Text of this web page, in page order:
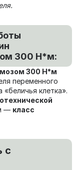
300 Н*м:
300 Н*м
переменного
клетка».
— класс
с